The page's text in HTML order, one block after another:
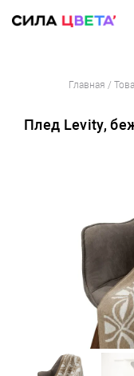
содержимому
Главная /
Плед Levity,